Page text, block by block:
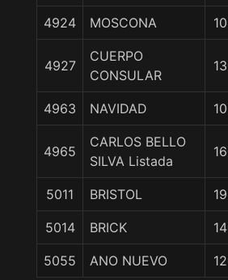
4924 MOSCONA
4927
CUERPO
CONSULAR
4963 NAVIDAD
4965
CARLOS BELLO
SILVA Listada
5011 BRISTOL
5014 BRICK
5055 ANO NUEVO